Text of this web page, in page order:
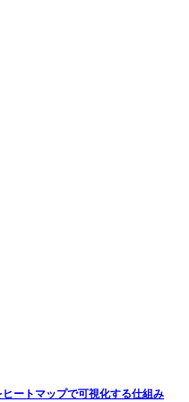
ートマップで可視化する仕組み